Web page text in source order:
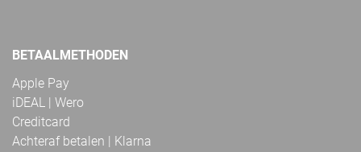
BETAALMETHODEN
Apple Pay
iDEAL | Wero
Creditcard
Achteraf betalen | Klarna